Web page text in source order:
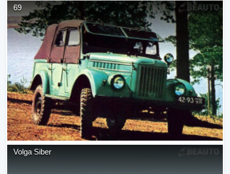
69
Volga Siber